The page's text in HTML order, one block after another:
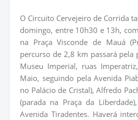
O Circuito Cervejeiro de Corrida
domingo, entre 10h30 e 13h,
na Praça Visconde de Mauá
percurso de 2,8 km passará pela
Museu Imperial, ruas
Maio, seguindo pela Avenida
no Palácio de Cristal), Alfredo
(parada na Praça da
Avenida Tiradentes. Haverá